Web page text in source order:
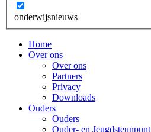
onderwijsnieuws
Home
Over ons
Over ons
Partners
Privacy
Downloads
Ouders
Ouders
Ouder- en Jeugdsteunpunt